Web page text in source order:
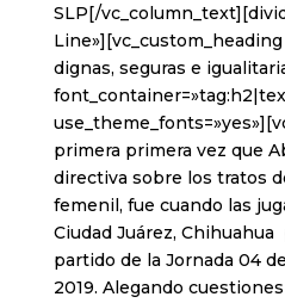
SLP[/
dignas, seguras e
primera primera vez que
directiva sobre los tratos
femenil, fue cuando las
Ciudad Juárez, Chihuahua
partido de la Jornada 04
2019. Alegando